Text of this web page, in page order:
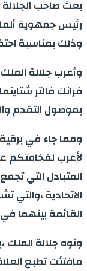
بعث صاحب
رئيس جمهوية
وذلك بمناسبة
وأعرب جلالة
فرانك فالتر
بموصول التقدم
ومما جاء في
لأعرب لفخامتكم
المتبادل التي
الاتحادية ،والتي
القائمة بينهما
ونوه جلالة الملك
مافتئت تطبع